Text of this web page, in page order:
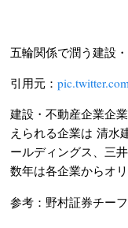
五輪関係で潤う建設
引用元：
建設・不動産企業企
えられる企業は 清水
ールディングス、三
数年は各企業からオ
参考：野村証券チー